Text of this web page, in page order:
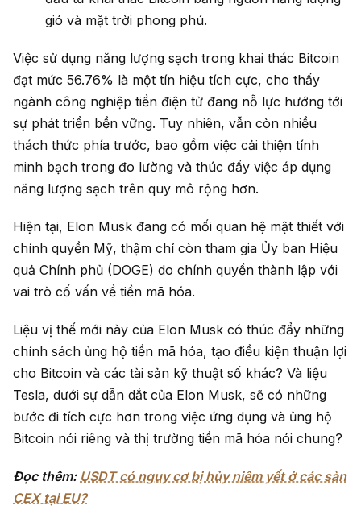
gió và mặt trời phong phú.
Việc sử dụng năng lượng sạch trong khai thác Bitcoin
đạt mức 56.76% là một tín hiệu tích cực, cho thấy
ngành công nghiệp tiền điện tử đang nỗ lực hướng tới
sự phát triển bền vững. Tuy nhiên, vẫn còn nhiều
thách thức phía trước, bao gồm việc cải thiện tính
minh bạch trong đo lường và thúc đẩy việc áp dụng
năng lượng sạch trên quy mô rộng hơn.
Hiện tại, Elon Musk đang có mối quan hệ mật thiết với
chính quyền Mỹ, thậm chí còn tham gia Ủy ban Hiệu
quả Chính phủ (DOGE) do chính quyền thành lập với
vai trò cố vấn về tiền mã hóa.
Liệu vị thế mới này của Elon Musk có thúc đẩy những
chính sách ủng hộ tiền mã hóa, tạo điều kiện thuận lợi
cho Bitcoin và các tài sản kỹ thuật số khác? Và liệu
Tesla, dưới sự dẫn dắt của Elon Musk, sẽ có những
bước đi tích cực hơn trong việc ứng dụng và ủng hộ
Bitcoin nói riêng và thị trường tiền mã hóa nói chung?
Đọc thêm: USDT có nguy cơ bị hủy niêm yết ở các sàn
CEX tại EU?